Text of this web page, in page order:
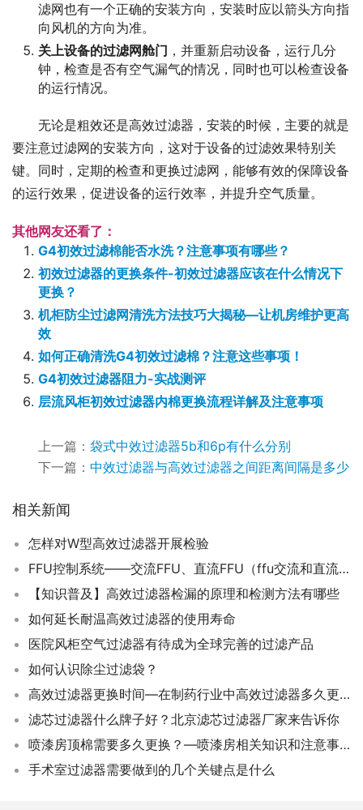
滤网也有一个正确的安装方向，安装时应以箭头方向指
向风机的方向为准。
关上设备的过滤网舱门 ，并重新启动设备，运行几分
钟，检查是否有空气漏气的情况，同时也可以检查设备
的运行情况。
无论是粗效还是高效过滤器，安装的时候，主要的就是
要注意过滤网的安装方向，这对于设备的过滤效果特别关
键。同时，定期的检查和更换过滤网，能够有效的保障设备
的运行效果，促进设备的运行效率，并提升空气质量。
其他网友还看了：
G4初效过滤棉能否水洗？注意事项有哪些？
初效过滤器的更换条件-初效过滤器应该在什么情况下
更换？
机柜防尘过滤网清洗方法技巧大揭秘—让机房维护更高
效
如何正确清洗G4初效过滤棉？注意这些事项！
G4初效过滤器阻力-实战测评
层流风柜初效过滤器内棉更换流程详解及注意事项
上一篇： 袋式中效过滤器5b和6p有什么分别
下一篇： 中效过滤器与高效过滤器之间距离间隔是多少
相关新闻
怎样对W型高效过滤器开展检验
FFU控制系统——交流FFU、直流FFU（ffu交流和直流对比）
【知识普及】高效过滤器检漏的原理和检测方法有哪些
如何延长耐温高效过滤器的使用寿命
医院风柜空气过滤器有待成为全球完善的过滤产品
如何认识除尘过滤袋？
高效过滤器更换时间—在制药行业中高效过滤器多久更换一次更合理
滤芯过滤器什么牌子好？北京滤芯过滤器厂家来告诉你
喷漆房顶棉需要多久更换？—喷漆房相关知识和注意事项
手术室过滤器需要做到的几个关键点是什么